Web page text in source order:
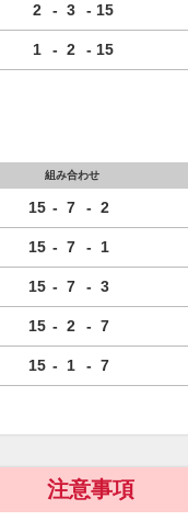
2 - 3 - 15
1 - 2 - 15
組み合わせ
15 - 7 - 2
15 - 7 - 1
15 - 7 - 3
15 - 2 - 7
15 - 1 - 7
注意事項